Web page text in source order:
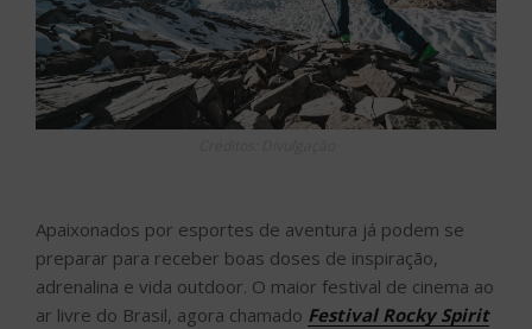
Apaixonados por esportes de aventura já podem se
preparar para receber boas doses de inspiração,
adrenalina e vida outdoor. O maior festival de cinema ao
ar livre do Brasil, agora chamado Festival Rocky Spirit